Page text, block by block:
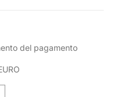
del pagamento